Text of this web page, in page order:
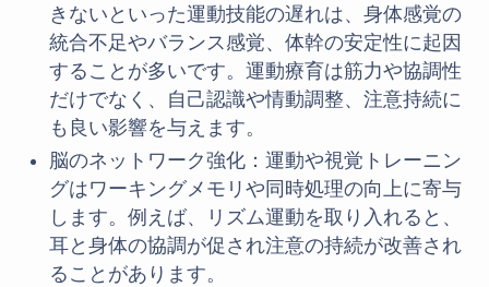
きないといった運動技能の遅れは、身体感覚の
統合不足やバランス感覚、体幹の安定性に起因
することが多いです。運動療育は筋力や協調性
だけでなく、自己認識や情動調整、注意持続に
も良い影響を与えます。
脳のネットワーク強化：運動や視覚トレーニン
グはワーキングメモリや同時処理の向上に寄与
します。例えば、リズム運動を取り入れると、
耳と身体の協調が促され注意の持続が改善され
ることがあります。